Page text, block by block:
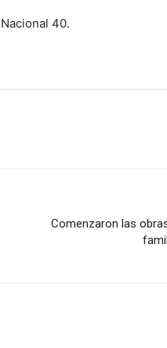
40.
Comenzaron las